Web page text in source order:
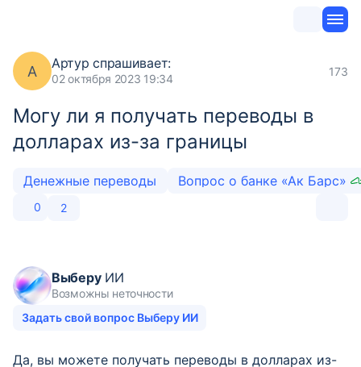
А Артур спрашивает:
02 октября 2023 19:34
173
Могу ли я получать переводы в
долларах из-за границы
Денежные переводы Вопрос о банке «Ак Барс»
0 2
ВыберуИИ
Возможны неточности
Задать свой вопрос Выберу ИИ
Да, вы можете получать переводы в долларах из-